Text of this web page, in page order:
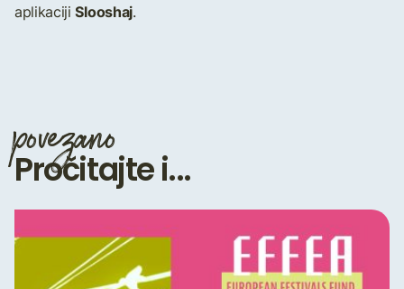
aplikacijiSlooshaj.
povezano
Pročitajte i...